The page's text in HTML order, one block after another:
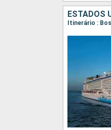
ESTADOS
Itinerário :